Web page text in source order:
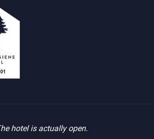
hotel is actually open.